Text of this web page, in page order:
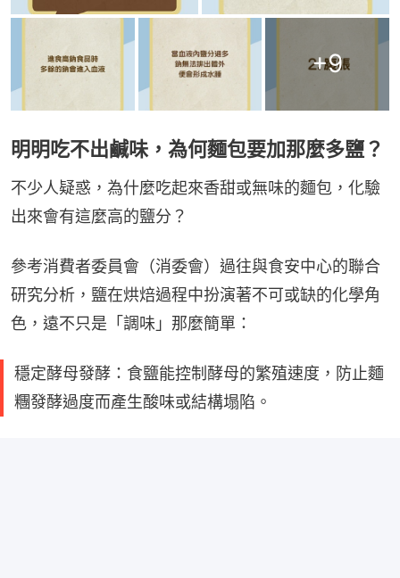
+9
明明吃不出鹹味，為何麵包要加那麼多鹽？
不少人疑惑，為什麼吃起來香甜或無味的麵包，化驗
出來會有這麼高的鹽分？
參考消費者委員會（消委會）過往與食安中心的聯合
研究分析，鹽在烘焙過程中扮演著不可或缺的化學角
色，遠不只是「調味」那麼簡單：
穩定酵母發酵：食鹽能控制酵母的繁殖速度，防止麵
糰發酵過度而產生酸味或結構塌陷。